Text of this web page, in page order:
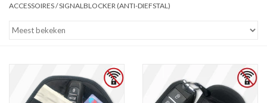
Veelgestelde vragen
ACCESSOIRES/SIGNALBLOCKER (ANTI-DIEFSTAL)